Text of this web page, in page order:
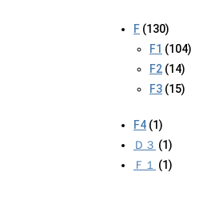
F (130)
F1 (104)
F2 (14)
F3 (15)
F4 (1)
Ｄ３ (1)
Ｆ１
(1)